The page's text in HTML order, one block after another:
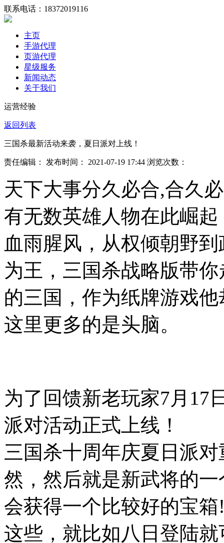
联系电话： 18372019116
主页
手游代理
页游代理
星级服务
新闻动态
关于我们
运营经验
返回列表
三国杀最新活动来袭，夏日派对上线！
责任编辑： 发布时间： 2021-07-19 17:44 浏览次数：
天下大事分久必合,合久
有无数英雄人物在此崛
血雨腥风，从权倾朝野
为王，三国杀战略版带
的三国，作为纸牌游戏
这里更多的是头脑。
为了回馈新老玩家7月17
派对活动正式上线！
三国杀十周年庆夏日派
然，然后就是新武将的
会获得一个比较好的宝
这些，就比如八日登陆